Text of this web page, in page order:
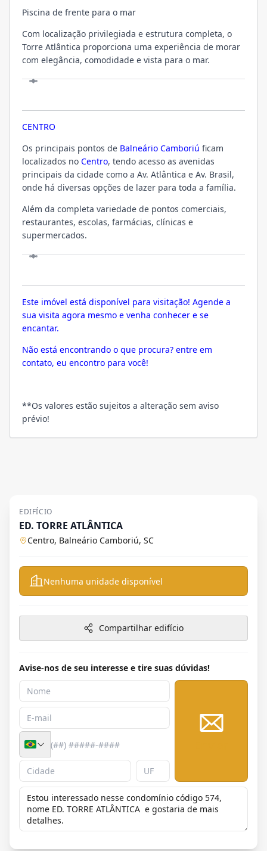
Piscina de frente para o mar
Com localização privilegiada e estrutura completa, o
Torre Atlântica proporciona uma experiência de morar
com elegância, comodidade e vista para o mar.
CENTRO
Os principais pontos de Balneário Camboriú ficam
localizados no Centro, tendo acesso as avenidas
principais da cidade como a Av. Atlântica e Av. Brasil,
onde há diversas opções de lazer para toda a família.
Além da completa variedade de pontos comerciais,
restaurantes, escolas, farmácias, clínicas e
supermercados.
Este imóvel está disponível para visitação! Agende a
sua visita agora mesmo e venha conhecer e se
encantar.
Não está encontrando o que procura? entre em
contato, eu encontro para você!
**Os valores estão sujeitos a alteração sem aviso
prévio!
EDIFÍCIO
ED. TORRE ATLÂNTICA
Centro, Balneário Camboriú, SC
Nenhuma unidade disponível
Compartilhar edifício
Avise-nos de seu interesse e tire suas dúvidas!